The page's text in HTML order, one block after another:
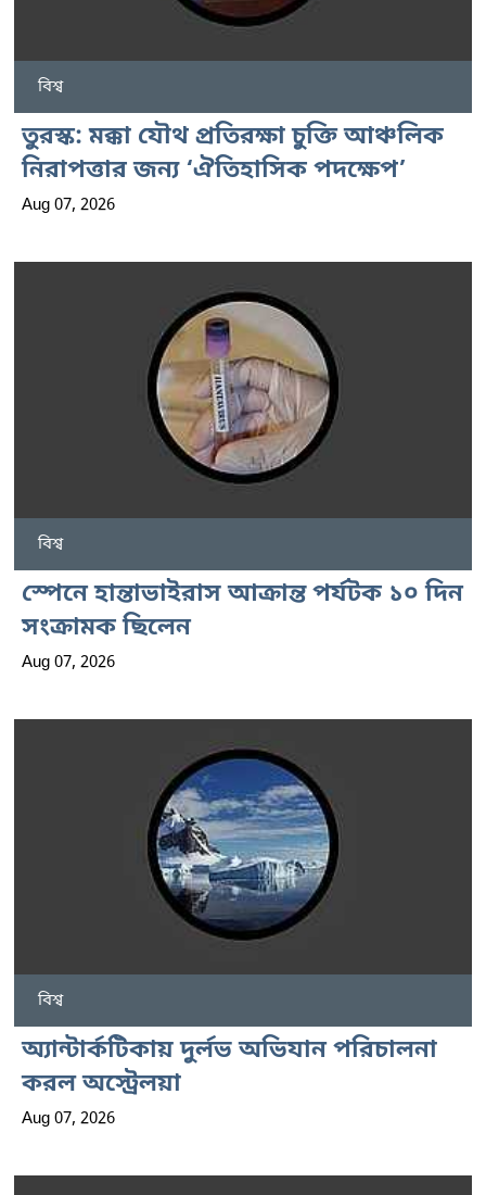
বিশ্ব
তুরস্ক: মক্কা যৌথ প্রতিরক্ষা চুক্তি আঞ্চলিক
নিরাপত্তার জন্য ‘ঐতিহাসিক পদক্ষেপ’
Aug 07, 2026
বিশ্ব
স্পেনে হান্তাভাইরাস আক্রান্ত পর্যটক ১০ দিন
সংক্রামক ছিলেন
Aug 07, 2026
বিশ্ব
অ্যান্টার্কটিকায় দুর্লভ অভিযান পরিচালনা
করল অস্ট্রেলয়া
Aug 07, 2026